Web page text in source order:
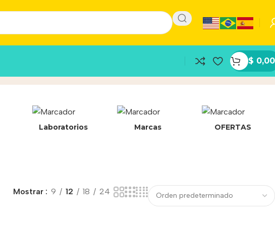
$ 0,00
Laboratorios Marcas OFERTAS
Mostrar 9 12 18 24